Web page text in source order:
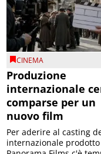
CINEMA
Produzione
internazionale
comparse per un
nuovo film
Per aderire al casting
internazionale prodotto